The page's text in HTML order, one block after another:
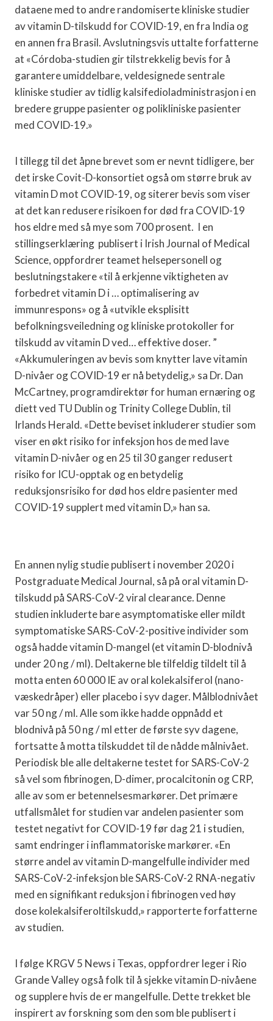
dataene med to andre randomiserte kliniske studier
av vitamin D-tilskudd for COVID-19, en fra India og
en annen fra Brasil. Avslutningsvis uttalte forfatterne
at «Córdoba-studien gir tilstrekkelig bevis for å
garantere umiddelbare, veldesignede sentrale
kliniske studier av tidlig kalsifedioladministrasjon i en
bredere gruppe pasienter og polikliniske pasienter
med COVID-19.»
I tillegg til det åpne brevet som er nevnt tidligere, ber
det irske Covit-D-konsortiet også om større bruk av
vitamin D mot COVID-19, og siterer bevis som viser
at det kan redusere risikoen for død fra COVID-19
hos eldre med så mye som 700 prosent. I en
stillingserklæring publisert i Irish Journal of Medical
Science, oppfordrer teamet helsepersonell og
beslutningstakere «til å erkjenne viktigheten av
forbedret vitamin D i … optimalisering av
immunrespons» og å «utvikle eksplisitt
befolkningsveiledning og kliniske protokoller for
tilskudd av vitamin D ved… effektive doser. ”
«Akkumuleringen av bevis som knytter lave vitamin
D-nivåer og COVID-19 er nå betydelig,» sa Dr. Dan
McCartney, programdirektør for human ernæring og
diett ved TU Dublin og Trinity College Dublin, til
Irlands Herald. «Dette beviset inkluderer studier som
viser en økt risiko for infeksjon hos de med lave
vitamin D-nivåer og en 25 til 30 ganger redusert
risiko for ICU-opptak og en betydelig
reduksjonsrisiko for død hos eldre pasienter med
COVID-19 supplert med vitamin D,» han sa.
En annen nylig studie publisert i november 2020 i
Postgraduate Medical Journal, så på oral vitamin D-
tilskudd på SARS-CoV-2 viral clearance. Denne
studien inkluderte bare asymptomatiske eller mildt
symptomatiske SARS-CoV-2-positive individer som
også hadde vitamin D-mangel (et vitamin D-blodnivå
under 20 ng / ml). Deltakerne ble tilfeldig tildelt til å
motta enten 60 000 IE av oral kolekalsiferol (nano-
væskedråper) eller placebo i syv dager. Målblodnivået
var 50 ng / ml. Alle som ikke hadde oppnådd et
blodnivå på 50 ng / ml etter de første syv dagene,
fortsatte å motta tilskuddet til de nådde målnivået.
Periodisk ble alle deltakerne testet for SARS-CoV-2
så vel som fibrinogen, D-dimer, procalcitonin og CRP,
alle av som er betennelsesmarkører. Det primære
utfallsmålet for studien var andelen pasienter som
testet negativt for COVID-19 før dag 21 i studien,
samt endringer i inflammatoriske markører. «En
større andel av vitamin D-mangelfulle individer med
SARS-CoV-2-infeksjon ble SARS-CoV-2 RNA-negativ
med en signifikant reduksjon i fibrinogen ved høy
dose kolekalsiferoltilskudd,» rapporterte forfatterne
av studien.
I følge KRGV 5 News i Texas, oppfordrer leger i Rio
Grande Valley også folk til å sjekke vitamin D-nivåene
og supplere hvis de er mangelfulle. Dette trekket ble
inspirert av forskning som den som ble publisert i